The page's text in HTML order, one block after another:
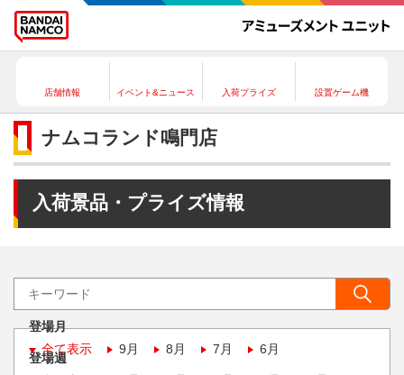
店舗情報 イベント&ニュース 入荷プライズ 設置ゲーム機
ナムコランド鳴門店
入荷景品・プライズ情報
登場月
全て表示
9月 8月 7月 6月
登場週